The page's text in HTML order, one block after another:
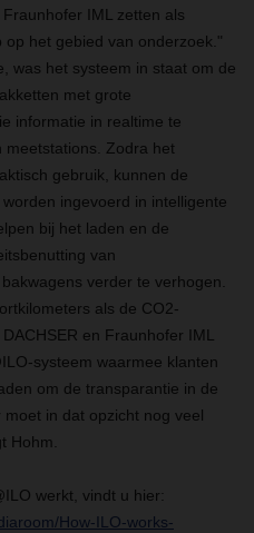
IML zetten als
het gebied van onderzoek."
was het systeem in staat om de
met grote
informatie in realtime te
meetstations. Zodra het
gebruik, kunnen de
ingevoerd in intelligente
bij het laden en de
van
verder te verhogen.
als de CO2-
en Fraunhofer IML
systeem waarmee klanten
om de transparantie in de
in dat opzicht nog veel
Hohm.
werkt, vindt u hier:
How-ILO-works-